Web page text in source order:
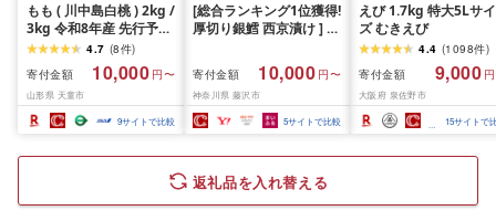
もも ( 川中島白桃 ) 2kg /
3kg 令和8年産 先行予約
2026年 山形県産 桃 白桃
果物 フルーツ 秀品 のし
贈答 ギフト おすそ分け
期間限定 冷蔵便 送料無
料 産地直送 お取り寄せ [
山形県 天童市 ]
4.7 (8件)
寄付金額
10,000 円〜
山形県 天童市
9サイトで比較
[総合ランキング1位獲得!
厚切り銀鱈 西京漬け ] 訳
1,000g (約 100g × 10切)
西京味噌 西京みそ 味噌
漬け みそ 味噌 鮮魚 魚介
銀だら 銀ダラ ギンダラ
ぎんだら 鱈 タラ 魚 西京
焼き 西京漬 西京やき 冷
新鮮 小分け 人気返礼品
おかず おつまみ お酒の
寄付金額 10,000 円〜
神奈川県 藤沢市
5サイトで比較
えび 1.7kg 特大5Lサイ
ズ むきえび
4.4 (1098件)
寄付金額
9,000
大阪府 泉佐野市
15サイトで
返礼品を入れ替える